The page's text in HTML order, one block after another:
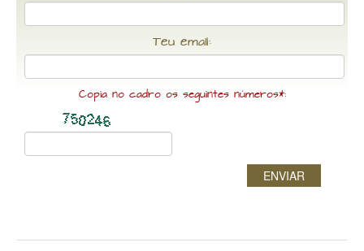
Teu email:
Copia no cadro os seguintes números*:
ENVIAR